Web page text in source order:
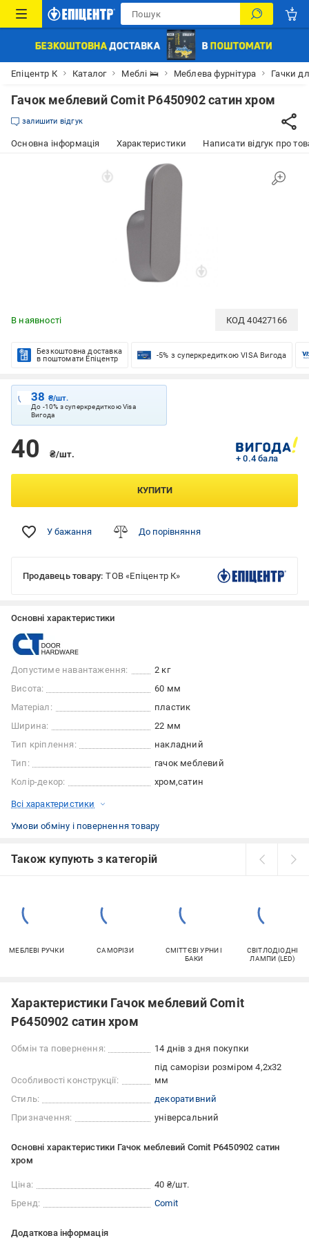
Епіцентр К Каталог Меблі 🛌 Меблева фурнітура Гачки
Гачок меблевий Comit P6450902 сатин хром
залишити відгук
Основна інформація Характеристики Написати відгук про
В наявності КОД40427166
Безкоштовна доставка
в поштомати Епіцентр
-5% з суперкредиткою VISA Вигода
38 ₴/шт.
До -10% з суперкредиткою Visa
Вигода
40 ₴/шт. + 0.4 бала
КУПИТИ
У бажання До порівняння
Продавець товару: ТОВ «Епіцентр К»
Основні характеристики
Допустиме навантаження:
2 кг
Висота:
60 мм
Матеріал:
пластик
Ширина:
22 мм
Тип кріплення:
накладний
Тип:
гачок меблевий
Колір-декор:
хром сатин
Всі характеристики
Умови обміну і повернення товару
Також купують з категорій
МЕБЛЕВІ РУЧКИ САМОРІЗИ
СМІТТЄВІ УРНИ І
БАКИ
СВІТЛОДІОДНІ
ЛАМПИ (LED)
Характеристики Гачок меблевий Comit
P6450902 сатин хром
Обмін та повернення: 14 днів з дня покупки
Особливості конструкції:
під саморізи розміром 4,2х32
мм
Стиль:
декоративний
Призначення:
універсальний
Основні характеристики Гачок меблевий Comit P6450902 сатин
хром
Ціна:
40 ₴/шт.
Бренд:
Comit
Додаткова інформація